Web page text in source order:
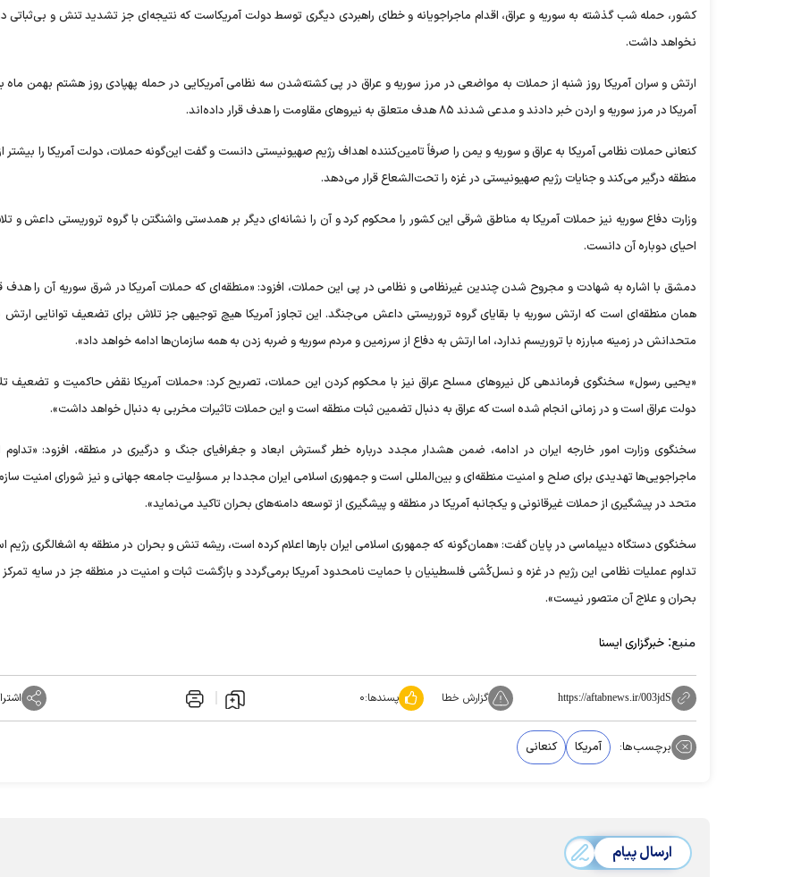
کشور، حمله شب گذشته به سوریه و عراق، اقدام ماجراجویانه و خطای راهبردی دیگری توسط دولت آمریکاست که نتیجه‌ای جز تشدید تنش و بی‌ثباتی
نخواهد داشت.
ارتش و سران آمریکا روز شنبه از حملات به مواضعی در مرز سوریه و عراق در پی کشته‌شدن سه نظامی آمریکایی در حمله پهپادی روز هشتم بهمن ماه
آمریکا در مرز سوریه و اردن خبر دادند و مدعی شدند ۸۵ هدف متعلق به نیرو‌های مقاومت را هدف قرار داده‌اند.
کنعانی حملات نظامی آمریکا به عراق و سوریه و یمن را صرفاً تامین‌کننده اهداف رژیم صهیونیستی دانست و گفت این‌گونه حملات، دولت آمریکا را بیشتر
منطقه درگیر می‌کند و جنایات رژیم صهیونیستی در غزه را تحت‌الشعاع قرار می‌دهد.
وزارت دفاع سوریه نیز حملات آمریکا به مناطق شرقی این کشور را محکوم کرد و آن را نشانه‌ای دیگر بر همدستی واشنگتن با گروه تروریستی داعش و
احیای دوباره آن دانست.
دمشق با اشاره به شهادت و مجروح شدن چندین غیرنظامی و نظامی در پی این حملات، افزود: «منطقه‌ای که حملات آمریکا در شرق سوریه آن را هدف
همان منطقه‌ای است که ارتش سوریه با بقایای گروه تروریستی داعش می‌جنگد. این تجاوز آمریکا هیچ توجیهی جز تلاش برای تضعیف توانایی ارتش
متحدانش در زمینه مبارزه با تروریسم ندارد، اما ارتش به دفاع از سرزمین و مردم سوریه و ضربه زدن به همه سازمان‌ها ادامه خواهد داد».
«یحیی رسول» سخنگوی فرماندهی کل نیرو‌های مسلح عراق نیز با محکوم کردن این حملات، تصریح کرد: «حملات آمریکا نقض حاکمیت و تضعیف
دولت عراق است و در زمانی انجام شده است که عراق به دنبال تضمین ثبات منطقه است و این حملات تاثیرات مخربی به دنبال خواهد داشت».
سخنگوی وزارت امور خارجه ایران در ادامه، ضمن هشدار مجدد درباره خطر گسترش ابعاد و جغرافیای جنگ و درگیری در منطقه، افزود: «تداوم
ماجراجویی‌ها تهدیدی برای صلح و امنیت منطقه‌ای و بین‌المللی است و جمهوری اسلامی ایران مجددا بر مسؤلیت جامعه جهانی و نیز شورای امنیت
متحد در پیشگیری از حملات غیرقانونی و یکجانبه آمریکا در منطقه و پیشگیری از توسعه دامنه‌های بحران تاکید می‌نماید».
سخنگوی دستگاه دیپلماسی در پایان گفت: «همان‌گونه که جمهوری اسلامی ایران بار‌ها اعلام کرده است، ریشه تنش و بحران در منطقه به اشغالگری رژیم
تداوم عملیات نظامی این رژیم در غزه و نسل‌کُشی فلسطینیان با حمایت نامحدود آمریکا برمی‌گردد و بازگشت ثبات و امنیت در منطقه جز در سایه تمرکز
بحران و علاج آن متصور نیست».
منبع: خبرگزاری ایسنا
https://aftabnews.ir/003jdS گزارش خطا پسندها:۰
برچسب‌ها: آمریکا کنعانی
ارسال پیام